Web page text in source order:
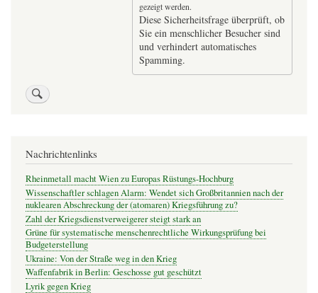
gezeigt werden.
Diese Sicherheitsfrage überprüft, ob
Sie ein menschlicher Besucher sind
und verhindert automatisches
Spamming.
Nachrichtenlinks
Rheinmetall macht Wien zu Europas Rüstungs-Hochburg
Wissenschaftler schlagen Alarm: Wendet sich Großbritannien nach der
nuklearen Abschreckung der (atomaren) Kriegsführung zu?
Zahl der Kriegsdienstverweigerer steigt stark an
Grüne für systematische menschenrechtliche Wirkungsprüfung bei
Budgeterstellung
Ukraine: Von der Straße weg in den Krieg
Waffenfabrik in Berlin: Geschosse gut geschützt
Lyrik gegen Krieg